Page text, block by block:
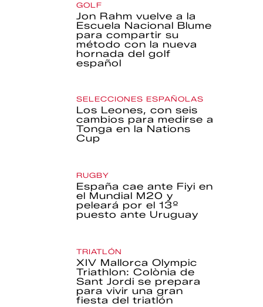
GOLF
Jon Rahm vuelve a la
Escuela Nacional Blume
para compartir su
método con la nueva
hornada del golf
español
SELECCIONES ESPAÑOLAS
Los Leones, con seis
cambios para medirse a
Tonga en la Nations
Cup
RUGBY
España cae ante Fiyi en
el Mundial M20 y
peleará por el 13º
puesto ante Uruguay
TRIATLÓN
XIV Mallorca Olympic
Triathlon: Colònia de
Sant Jordi se prepara
para vivir una gran
fiesta del triatlón